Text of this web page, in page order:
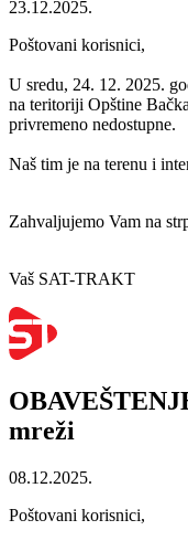
23.12.2025.
Poštovani korisnici,
U sredu, 24. 12. 2025.
na teritoriji Opštine
privremeno nedostupne.
Naš tim je na terenu i
Zahvaljujemo Vam na
Vaš SAT-TRAKT
mreži
08.12.2025.
Poštovani korisnici,